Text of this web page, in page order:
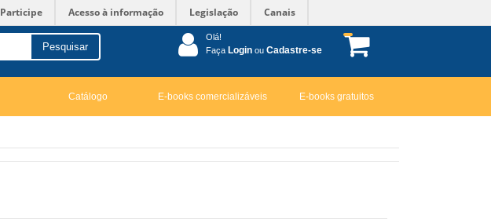
Participe Acesso à informação Legislação Canais
Pesquisar
Olá!
Faça Login ou Cadastre-se
Catálogo E-books comercializáveis E-books gratuitos